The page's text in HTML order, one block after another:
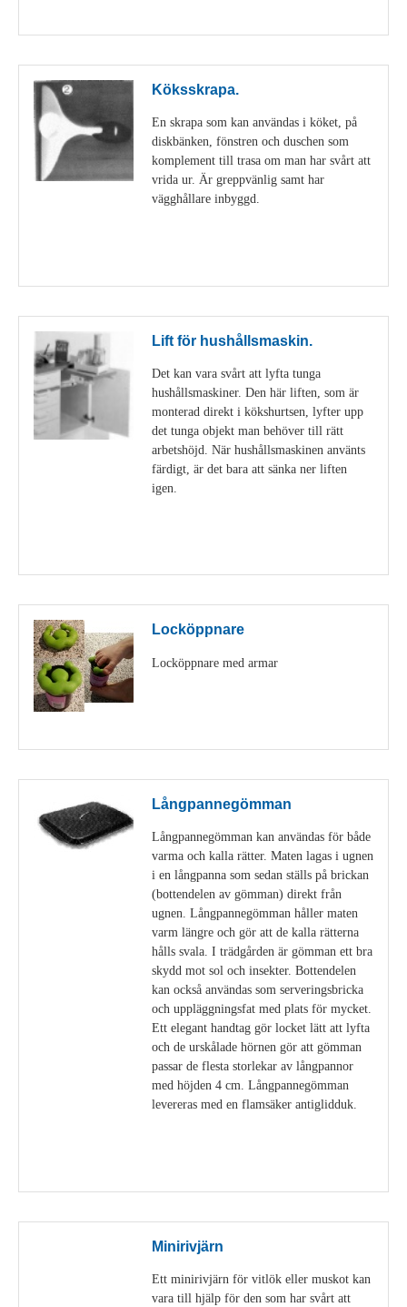
Köksskrapa.
En skrapa som kan användas i köket, på
diskbänken, fönstren och duschen som
komplement till trasa om man har svårt att
vrida ur. Är greppvänlig samt har
vägghållare inbyggd.
Lift för hushållsmaskin.
Det kan vara svårt att lyfta tunga
hushållsmaskiner. Den här liften, som är
monterad direkt i kökshurtsen, lyfter upp
det tunga objekt man behöver till rätt
arbetshöjd. När hushållsmaskinen använts
färdigt, är det bara att sänka ner liften
igen.
Locköppnare
Locköppnare med armar
Långpannegömman
Långpannegömman kan användas för både
varma och kalla rätter. Maten lagas i ugnen
i en långpanna som sedan ställs på brickan
(bottendelen av gömman) direkt från
ugnen. Långpannegömman håller maten
varm längre och gör att de kalla rätterna
hålls svala. I trädgården är gömman ett bra
skydd mot sol och insekter. Bottendelen
kan också användas som serveringsbricka
och uppläggningsfat med plats för mycket.
Ett elegant handtag gör locket lätt att lyfta
och de urskålade hörnen gör att gömman
passar de flesta storlekar av långpannor
med höjden 4 cm. Långpannegömman
levereras med en flamsäker antiglidduk.
Minirivjärn
Ett minirivjärn för vitlök eller muskot kan
vara till hjälp för den som har svårt att